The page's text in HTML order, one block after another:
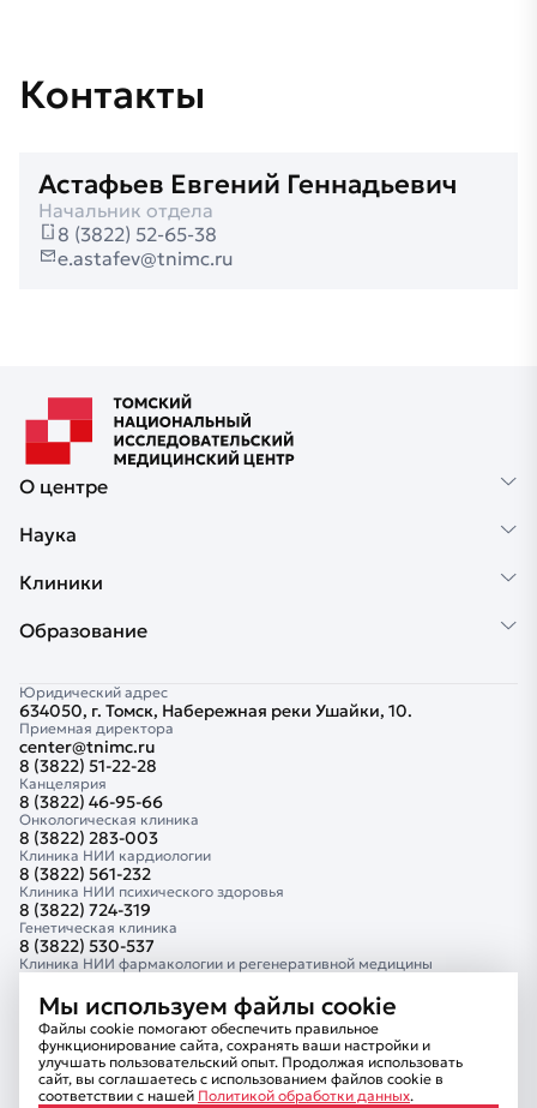
Мы используем файлы cookie
Файлы cookie помогают обеспечить правильное
функционирование сайта, сохранять ваши настройки и
улучшать пользовательский опыт. Продолжая использовать
сайт, вы соглашаетесь с использованием файлов cookie в
соответствии с нашей Политикой обработки данных.
Контакты
Астафьев Евгений Геннадьевич
Начальник отдела
8 (3822) 52-65-38
e.astafev@tnimc.ru
О центре
Наука
Клиники
Образование
Сведения об образовательной организации
Комплексная безопасность
Информационная безопасность
Внутренний контроль
Противодействие коррупции
Юридический адрес
634050, г. Томск, Набережная реки Ушайки, 10.
Приемная директора
center@tnimc.ru
8 (3822) 51-22-28
Канцелярия
8 (3822) 46-95-66
Онкологическая клиника
8 (3822) 283-003
Клиника НИИ кардиологии
8 (3822) 561-232
Клиника НИИ психического здоровья
8 (3822) 724-319
Генетическая клиника
8 (3822) 530-537
Клиника НИИ фармакологии и регенеративной медицины
Клиника Тюменского кардиологического научного центра
8 (3452) 681-414